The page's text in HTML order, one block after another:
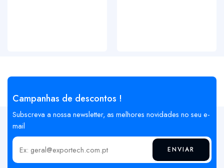
Campanhas de descontos !
Subscreva a nossa newsletter, as melhores novidades no seu e-
mail
Insira o seu email ENVIAR